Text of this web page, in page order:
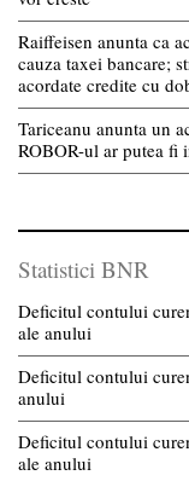
Raiffeisen anunta ca
cauza taxei bancare;
acordate credite cu
Tariceanu anunta un
ROBOR-ul ar putea fi
Statistici BNR
Deficitul contului
ale anului
Deficitul contului
anului
Deficitul contului
ale anului